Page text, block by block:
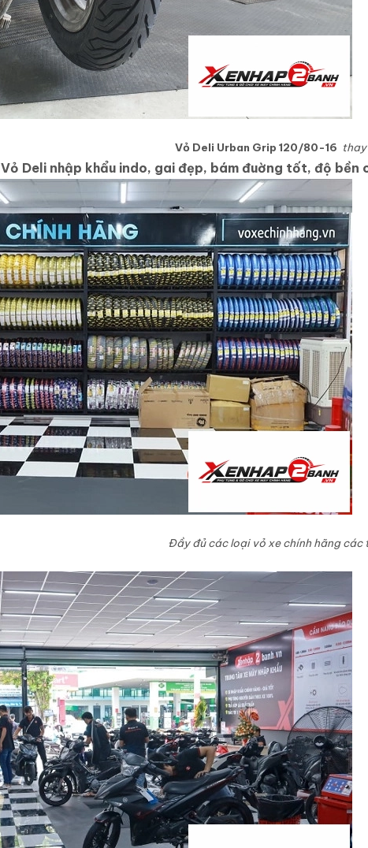
Vỏ Deli Urban Grip 120/80-16 thay
Vỏ Deli nhập khẩu indo, gai đẹp, bám đuờng tốt, độ
Đầy đủ các loại vỏ xe chính hãng các